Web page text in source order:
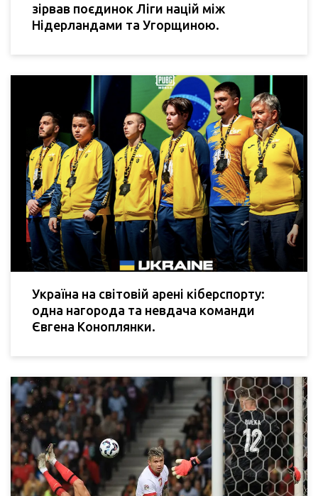
зірвав поєдинок Ліги націй між
Нідерландами та Угорщиною.
Україна на світовій арені кіберспорту:
одна нагорода та невдача команди
Євгена Коноплянки.